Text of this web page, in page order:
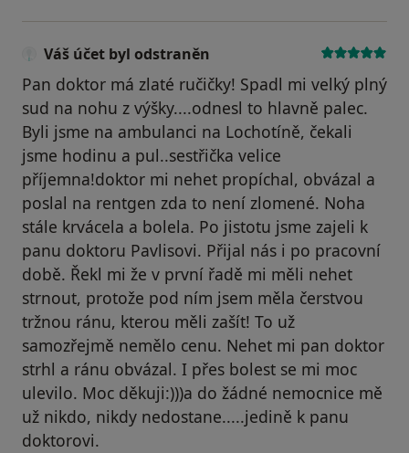
Váš účet byl odstraněn
Pan doktor má zlaté ručičky! Spadl mi velký plný
sud na nohu z výšky....odnesl to hlavně palec.
Byli jsme na ambulanci na Lochotíně, čekali
jsme hodinu a pul..sestřička velice
příjemna!doktor mi nehet propíchal, obvázal a
poslal na rentgen zda to není zlomené. Noha
stále krvácela a bolela. Po jistotu jsme zajeli k
panu doktoru Pavlisovi. Přijal nás i po pracovní
době. Řekl mi že v první řadě mi měli nehet
strnout, protože pod ním jsem měla čerstvou
tržnou ránu, kterou měli zašít! To už
samozřejmě nemělo cenu. Nehet mi pan doktor
strhl a ránu obvázal. I přes bolest se mi moc
ulevilo. Moc děkuji:)))a do žádné nemocnice mě
už nikdo, nikdy nedostane.....jedině k panu
doktorovi.